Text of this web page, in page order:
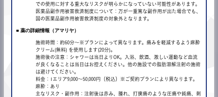
での使用に対する重大なリスクが明らかになっていない可能性があります。
医薬品副作用被害救済制度について：万が一重篤な副作用が出た場合でも、
国の医薬品副作用被害救済制度の対象外となります。
■ 薬の詳細情報（アマリヤ）
施術時間：約60分〜※プランによって異なります。痛みを軽減するよう麻酔
クリーム(無料) を使用します(20分)。
施術後の注意：シャワーは当日よりOK。入浴、飲酒、激しい運動など血流
が良くなることは当日はお控えください。他の施設での脂肪溶解注射の施術
は避けてください。
料金：1エリア9,000〜50,000円（税込）※ご契約プランにより異なります。
麻酔：あり
主なリスク・副作用：注射後は赤み、腫れ、打撲痛のような圧痛や鈍痛、刺